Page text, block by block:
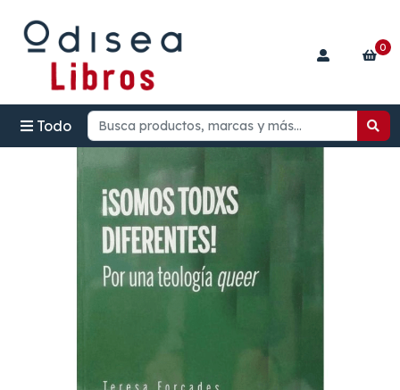
Todo
0